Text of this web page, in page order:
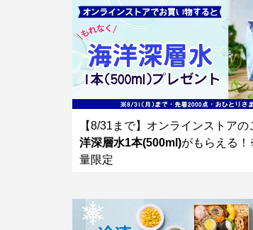
【8/31まで】オンラインストアの
洋深層水1本(500ml)がもらえる
量限定